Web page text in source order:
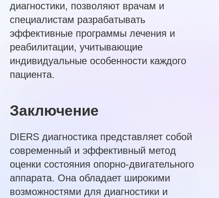
диагностики, позволяют врачам и
специалистам разрабатывать
эффективные программы лечения и
реабилитации, учитывающие
индивидуальные особенности каждого
пациента.
Заключение
DIERS диагностика представляет собой
современный и эффективный метод
оценки состояния опорно-двигательного
аппарата. Она обладает широкими
возможностями для диагностики и